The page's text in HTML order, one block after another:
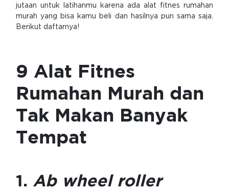
jutaan untuk latihanmu karena ada alat fitnes rumahan
murah yang bisa kamu beli dan hasilnya pun sama saja.
Berikut daftarnya!
9 Alat Fitnes
Rumahan Murah dan
Tak Makan Banyak
Tempat
1. Ab wheel roller